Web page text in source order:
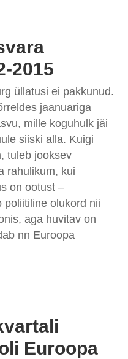
2015
üllatusi ei pakkunud.
jaanuariga
mille koguhulk jäi
siiski alla. Kuigi
tuleb jooksev
rahulikum, kui
on ootust –
poliitiline olukord nii
aga huvitav on
nn Euroopa
Euroopa